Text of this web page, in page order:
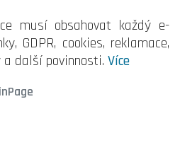
musí obsahovat každý e-
GDPR, cookies, reklamace,
další povinnosti. Více